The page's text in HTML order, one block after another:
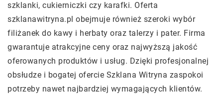
szklanki, cukierniczki czy karafki. Oferta
szklanawitryna.pl obejmuje również szeroki wybór
filiżanek do kawy i herbaty oraz talerzy i pater. Firma
gwarantuje atrakcyjne ceny oraz najwyższą jakość
oferowanych produktów i usług. Dzięki profesjonalnej
obsłudze i bogatej ofercie Szklana Witryna zaspokoi
potrzeby nawet najbardziej wymagających klientów.